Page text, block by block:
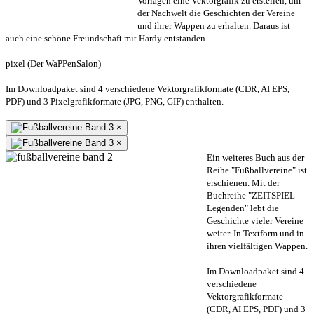
der Nachwelt die Geschichten der Vereine
und ihrer Wappen zu erhalten. Daraus ist
auch eine schöne Freundschaft mit Hardy entstanden.
pixel (Der WaPPenSalon)
Im Downloadpaket sind 4 verschiedene Vektorgrafikformate (CDR, AI EPS,
PDF) und 3 Pixelgrafikformate (JPG, PNG, GIF) enthalten.
×
×
Ein weiteres Buch aus der
Reihe "Fußballvereine" ist
erschienen. Mit der
Buchreihe "ZEITSPIEL-
Legenden" lebt die
Geschichte vieler Vereine
weiter. In Textform und in
ihren vielfältigen Wappen.
Im Downloadpaket sind 4
verschiedene
Vektorgrafikformate
(CDR, AI EPS, PDF) und 3